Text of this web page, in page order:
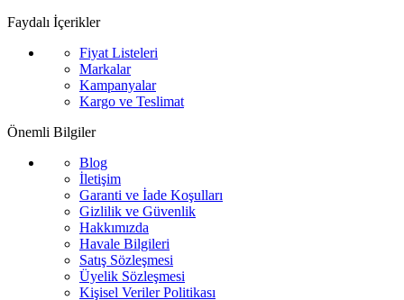
Faydalı İçerikler
Fiyat Listeleri
Markalar
Kampanyalar
Kargo ve Teslimat
Önemli Bilgiler
Blog
İletişim
Garanti ve İade Koşulları
Gizlilik ve Güvenlik
Hakkımızda
Havale Bilgileri
Satış Sözleşmesi
Üyelik Sözleşmesi
Kişisel Veriler Politikası